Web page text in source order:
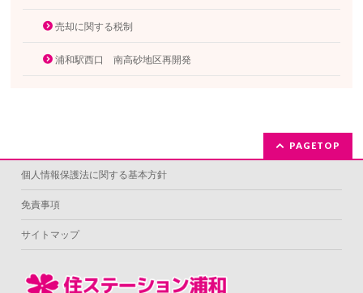
売却に関する税制
浦和駅西口 南高砂地区再開発
PAGETOP
個人情報保護法に関する基本方針
免責事項
サイトマップ